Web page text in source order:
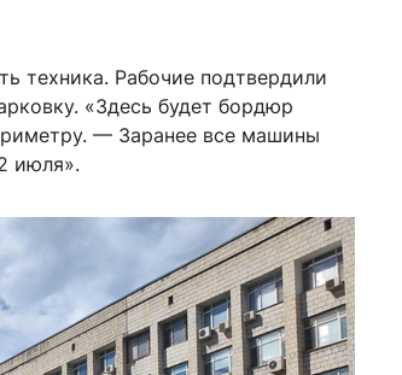
техника. Рабочие подтвердили
«Здесь будет бордюр
— Заранее все машины
июля».